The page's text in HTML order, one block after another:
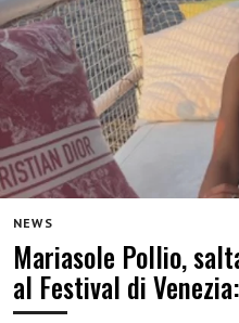
NEWS
Mariasole Pollio,
al Festival di